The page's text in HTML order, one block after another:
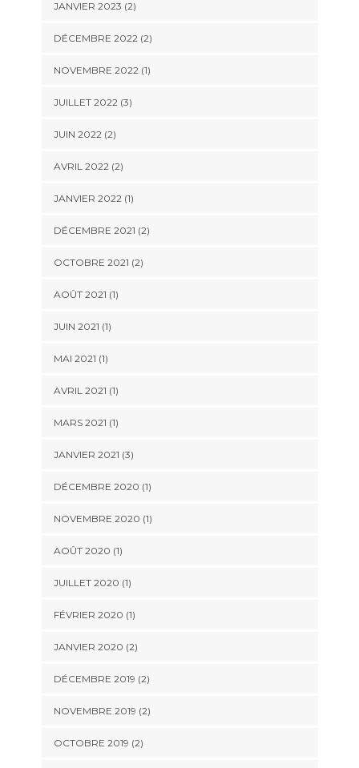
JANVIER 2023 (2)
DÉCEMBRE 2022(2)
NOVEMBRE 2022(1)
JUILLET 2022(3)
JUIN 2022(2)
AVRIL 2022(2)
JANVIER 2022(1)
DÉCEMBRE 2021 (2)
OCTOBRE 2021 (2)
AOÛT 2021 (1)
JUIN 2021 (1)
MAI 2021 (1)
AVRIL 2021 (1)
MARS 2021 (1)
JANVIER 2021 (3)
DÉCEMBRE 2020 (1)
NOVEMBRE 2020 (1)
AOÛT 2020 (1)
JUILLET 2020 (1)
FÉVRIER 2020 (1)
JANVIER 2020 (2)
DÉCEMBRE 2019 (2)
NOVEMBRE 2019 (2)
OCTOBRE 2019 (2)